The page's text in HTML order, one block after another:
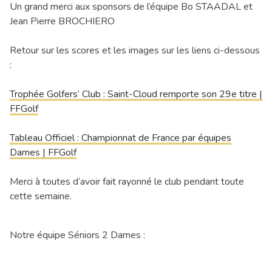
Un grand merci aux sponsors de l’équipe Bo STAADAL et
Jean Pierre BROCHIERO
Retour sur les scores et les images sur les liens ci-dessous
:
Trophée Golfers’ Club : Saint-Cloud remporte son 29e titre |
FFGolf
Tableau Officiel : Championnat de France par équipes
Dames | FFGolf
Merci à toutes d’avoir fait rayonné le club pendant toute
cette semaine.
Notre équipe Séniors 2 Dames :